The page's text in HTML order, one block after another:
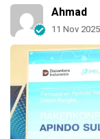
Ahmad
11 Nov